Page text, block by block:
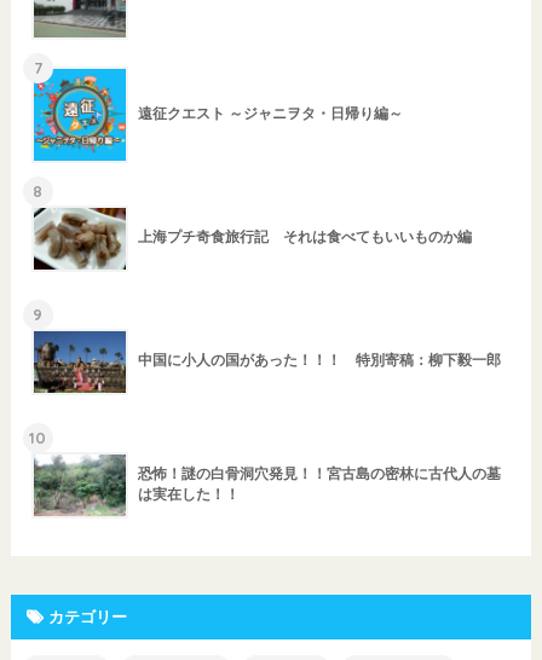
7
遠征クエスト ～ジャニヲタ・日帰り編～
8
上海プチ奇食旅行記 それは食べてもいいものか編
9
中国に小人の国があった！！！ 特別寄稿：柳下毅一郎
10
恐怖！謎の白骨洞穴発見！！宮古島の密林に古代人の墓
は実在した！！
カテゴリー